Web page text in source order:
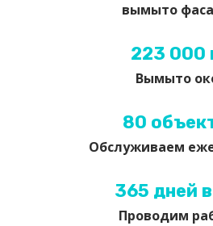
вымыто
223 000
Вымыто
80
Обслуживаем
365 дней
Проводим